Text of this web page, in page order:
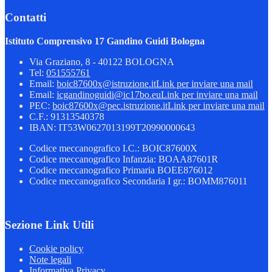
Contatti
Istituto Comprensivo 17 Gandino Guidi Bologna
Via Graziano, 8 - 40122 BOLOGNA
Tel: 051555761
Email: boic87600x@istruzione.itLink per inviare una mail
Email: icgandinoguidi@ic17bo.euLink per inviare una mail
PEC: boic87600x@pec.istruzione.itLink per inviare una mail
C.F.: 91313540378
IBAN: IT53W0627013199T20990000643
Codice meccanografico I.C.: BOIC87600X
Codice meccanografico Infanzia: BOAA87601R
Codice meccanografico Primaria BOEE876012
Codice meccanografico Secondaria I gr.: BOMM876011
Sezione Link Utili
Cookie policy
Note legali